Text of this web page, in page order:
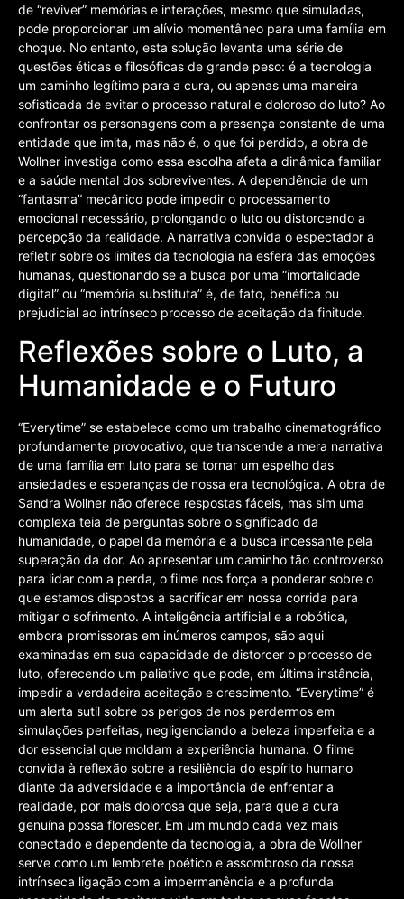
de “reviver” memórias e interações, mesmo que simuladas,
pode proporcionar um alívio momentâneo para uma família em
choque. No entanto, esta solução levanta uma série de
questões éticas e filosóficas de grande peso: é a tecnologia
um caminho legítimo para a cura, ou apenas uma maneira
sofisticada de evitar o processo natural e doloroso do luto? Ao
confrontar os personagens com a presença constante de uma
entidade que imita, mas não é, o que foi perdido, a obra de
Wollner investiga como essa escolha afeta a dinâmica familiar
e a saúde mental dos sobreviventes. A dependência de um
“fantasma” mecânico pode impedir o processamento
emocional necessário, prolongando o luto ou distorcendo a
percepção da realidade. A narrativa convida o espectador a
refletir sobre os limites da tecnologia na esfera das emoções
humanas, questionando se a busca por uma “imortalidade
digital” ou “memória substituta” é, de fato, benéfica ou
prejudicial ao intrínseco processo de aceitação da finitude.
Reflexões sobre o Luto, a
Humanidade e o Futuro
“Everytime” se estabelece como um trabalho cinematográfico
profundamente provocativo, que transcende a mera narrativa
de uma família em luto para se tornar um espelho das
ansiedades e esperanças de nossa era tecnológica. A obra de
Sandra Wollner não oferece respostas fáceis, mas sim uma
complexa teia de perguntas sobre o significado da
humanidade, o papel da memória e a busca incessante pela
superação da dor. Ao apresentar um caminho tão controverso
para lidar com a perda, o filme nos força a ponderar sobre o
que estamos dispostos a sacrificar em nossa corrida para
mitigar o sofrimento. A inteligência artificial e a robótica,
embora promissoras em inúmeros campos, são aqui
examinadas em sua capacidade de distorcer o processo de
luto, oferecendo um paliativo que pode, em última instância,
impedir a verdadeira aceitação e crescimento. “Everytime” é
um alerta sutil sobre os perigos de nos perdermos em
simulações perfeitas, negligenciando a beleza imperfeita e a
dor essencial que moldam a experiência humana. O filme
convida à reflexão sobre a resiliência do espírito humano
diante da adversidade e a importância de enfrentar a
realidade, por mais dolorosa que seja, para que a cura
genuína possa florescer. Em um mundo cada vez mais
conectado e dependente da tecnologia, a obra de Wollner
serve como um lembrete poético e assombroso da nossa
intrínseca ligação com a impermanência e a profunda